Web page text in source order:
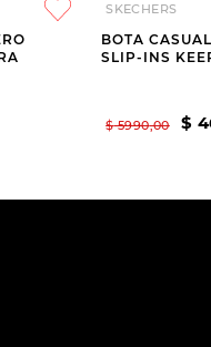
SKECHERS
BOTA
SLIP-INS
$ 5990,00 $